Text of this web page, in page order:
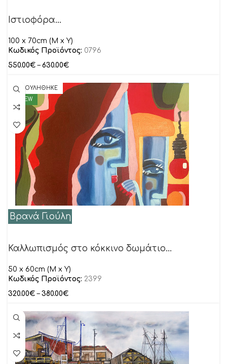
Ιστιοφόρα…
100 x 70cm (M x Y)
Κωδικός Προϊόντος: 0796
550.00€ – 630.00€
ΠΟΥΛΗΘΗΚΕ
NEW
Βρανά Γιούλη
Καλλωπισμός στο κόκκινο δωμάτιο…
50 x 60cm (M x Y)
Κωδικός Προϊόντος: 2399
320.00€ – 380.00€